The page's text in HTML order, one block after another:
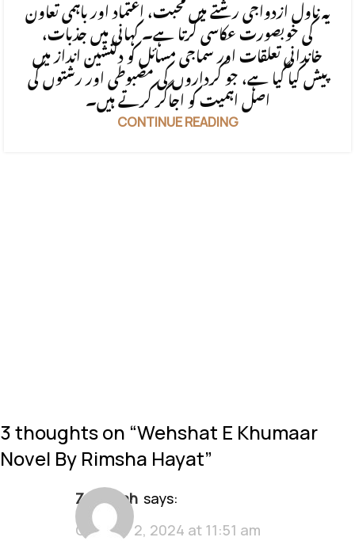
یہ ناول ازدواجی رشتے میں محبت، اعتماد اور باہمی تعاون
کی خوبصورت عکاسی کرتا ہے۔ کہانی میں جذبات،
خاندانی تعلقات اور سماجی مسائل کو دلنشین انداز میں
پیش کیا گیا ہے، جو کرداروں کی مضبوطی اور رشتوں کی
اصل اہمیت کو اجاگر کرتے ہیں۔
CONTINUE READING
3 thoughts on “Wehshat E Khumaar
Novel By Rimsha Hayat”
Zunishah says:
October 2, 2024 at 11:51 am